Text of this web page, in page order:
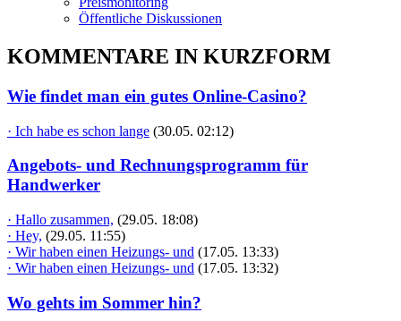
Öffentliche Diskussionen
KOMMENTARE IN KURZFORM
Wie findet man ein gutes Online-Casino?
· Ich habe es schon lange (30.05. 02:12)
Angebots- und Rechnungsprogramm für
Handwerker
· Hallo zusammen, (29.05. 18:08)
· Hey, (29.05. 11:55)
· Wir haben einen Heizungs- und (17.05. 13:33)
· Wir haben einen Heizungs- und (17.05. 13:32)
Wo gehts im Sommer hin?